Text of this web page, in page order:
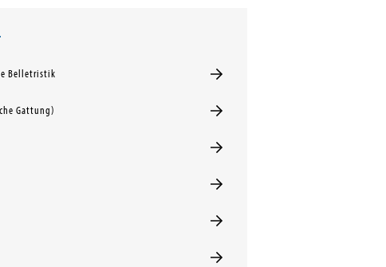
Belletristik
Gattung)